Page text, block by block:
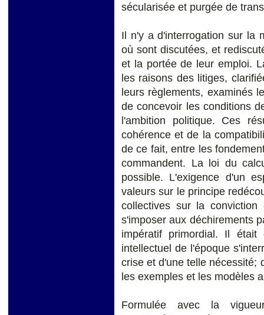
sécularisée et purgée de
Il n'y a d'interrogation sur la
où sont discutées, et
et la portée de leur emploi.
les raisons des litiges,
leurs règlements, examinés
de concevoir les conditions
l'ambition politique. Ces
cohérence et de la
de ce fait, entre les
commandent. La loi du
possible. L'exigence d'un
valeurs sur le principe
collectives sur la
s'imposer aux déchirements
impératif primordial. Il
intellectuel de l'époque
crise et d'une telle nécessité;
les exemples et les modèles
Formulée avec la